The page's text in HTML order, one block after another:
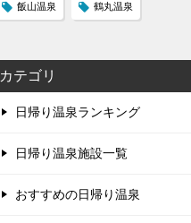
飯山温泉 鶴丸温泉
カテゴリ
日帰り温泉ランキング
日帰り温泉施設一覧
おすすめの日帰り温泉